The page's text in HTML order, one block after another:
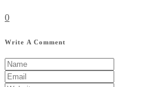
0
Write A Comment